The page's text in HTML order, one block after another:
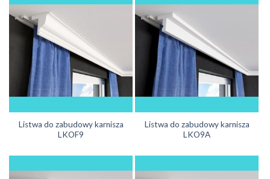
Listwa do zabudowy karnisza
LKOF9
Listwa do zabudowy karnisza
LKO9A